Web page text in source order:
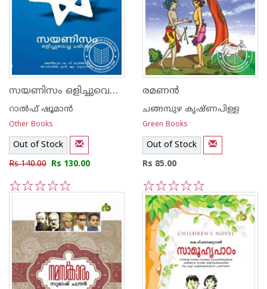
സയണിസം ഒളിച്ചുവെച്ച ചരിത്രം
റാല്‍ഫ് ഷൂമാന്‍
Other Books
Out of Stock
Rs 140.00 Rs 130.00
1
രമണ‌ന്‍
ചങ്ങമ്പുഴ കൃഷ്ണപിള്ള
Green Books
Out of Stock
Rs 85.00
5
4
3
2
1